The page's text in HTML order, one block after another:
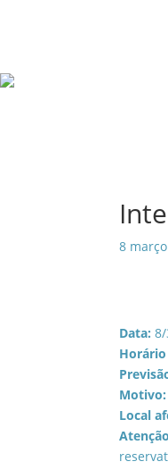
8
Data:
Motivo:
Local